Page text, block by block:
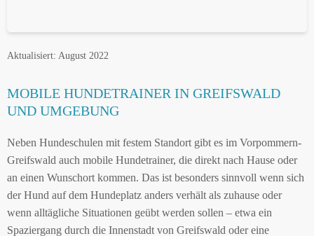
Aktualisiert: August 2022
MOBILE HUNDETRAINER IN GREIFSWALD
UND UMGEBUNG
Neben Hundeschulen mit festem Standort gibt es im Vorpommern-
Greifswald auch mobile Hundetrainer, die direkt nach Hause oder
an einen Wunschort kommen. Das ist besonders sinnvoll wenn sich
der Hund auf dem Hundeplatz anders verhält als zuhause oder
wenn alltägliche Situationen geübt werden sollen – etwa ein
Spaziergang durch die Innenstadt von Greifswald oder eine